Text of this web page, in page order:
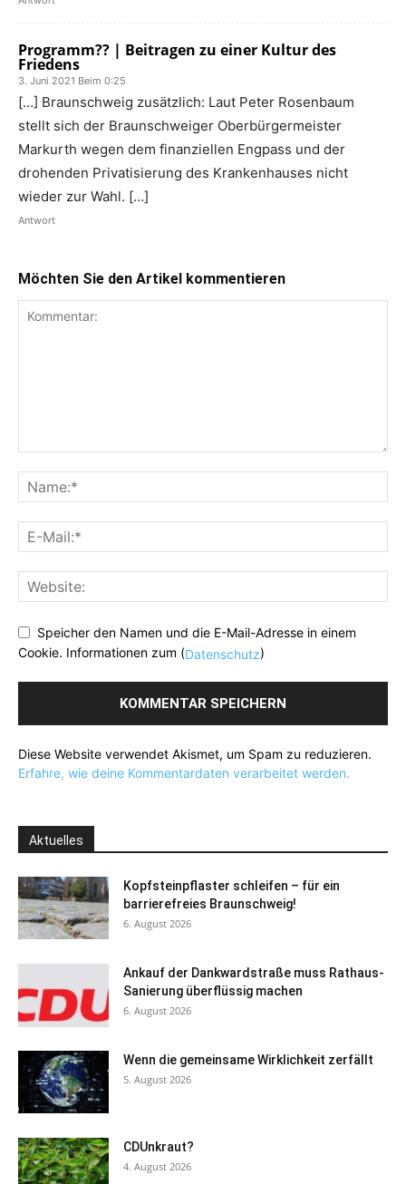
Programm?? | Beitragen zu einer Kultur des
Friedens
3. Juni 2021 Beim 0:25
[…] Braunschweig zusätzlich: Laut Peter Rosenbaum
stellt sich der Braunschweiger Oberbürgermeister
Markurth wegen dem finanziellen Engpass und der
drohenden Privatisierung des Krankenhauses nicht
wieder zur Wahl. […]
Antwort
Möchten Sie den Artikel kommentieren
Speicher den Namen und die E-Mail-Adresse in einem
Cookie. Informationen zum (Datenschutz)
Diese Website verwendet Akismet, um Spam zu reduzieren.
Erfahre, wie deine Kommentardaten verarbeitet werden.
Aktuelles
Kopfsteinpflaster schleifen – für ein
barrierefreies Braunschweig!
6. August 2026
Ankauf der Dankwardstraße muss Rathaus-
Sanierung überflüssig machen
6. August 2026
Wenn die gemeinsame Wirklichkeit zerfällt
5. August 2026
CDUnkraut?
4. August 2026